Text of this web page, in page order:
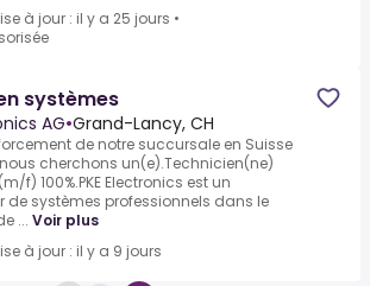
à jour : il y a 25 jours •
systèmes
AG•Grand-Lancy, CH
de notre succursale en Suisse
cherchons un(e).Technicien(ne)
f) 100%.PKE Electronics est un
de systèmes professionnels dans le
... Voir plus
à jour : il y a 9 jours